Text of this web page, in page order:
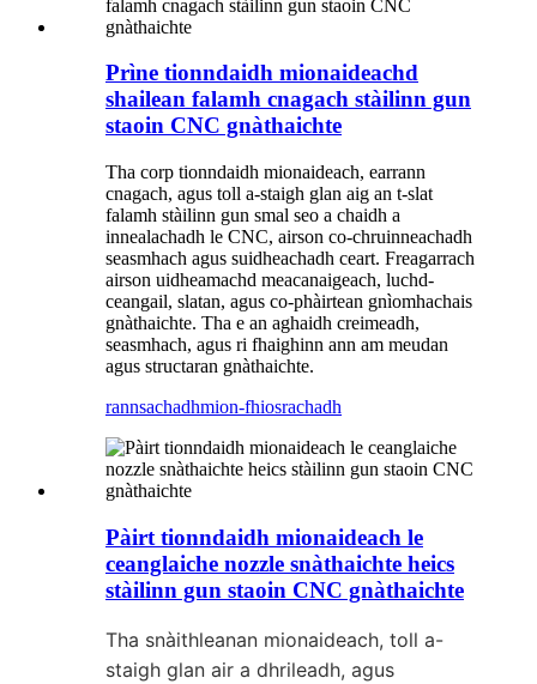
Prìne tionndaidh mionaideachd
shailean falamh cnagach stàilinn gun
staoin CNC gnàthaichte
Tha corp tionndaidh mionaideach, earrann
cnagach, agus toll a-staigh glan aig an t-slat
falamh stàilinn gun smal seo a chaidh a
innealachadh le CNC, airson co-chruinneachadh
seasmhach agus suidheachadh ceart. Freagarrach
airson uidheamachd meacanaigeach, luchd-
ceangail, slatan, agus co-phàirtean gnìomhachais
gnàthaichte. Tha e an aghaidh creimeadh,
seasmhach, agus ri fhaighinn ann am meudan
agus structaran gnàthaichte.
rannsachadhmion-fhiosrachadh
Pàirt tionndaidh mionaideach le
ceanglaiche nozzle snàthaichte heics
stàilinn gun staoin CNC gnàthaichte
Tha snàithleanan mionaideach, toll a-
staigh glan air a dhrileadh, agus